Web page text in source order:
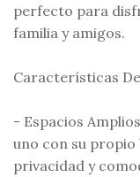
perfecto para
familia y amigos.
Características
- Espacios
uno con su
privacidad y